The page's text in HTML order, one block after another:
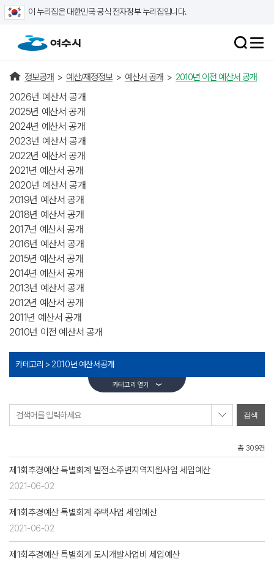
이 누리집은 대한민국 공식 전자정부 누리집입니다.
정보공개 > 예산/재정정보 > 예산서 공개 > 2010년 이전 예산서 공개
2026년 예산서 공개
2025년 예산서 공개
2024년 예산서 공개
2023년 예산서 공개
2022년 예산서 공개
2021년 예산서 공개
2020년 예산서 공개
2019년 예산서 공개
2018년 예산서 공개
2017년 예산서 공개
2016년 예산서 공개
2015년 예산서 공개
2014년 예산서 공개
2013년 예산서 공개
2012년 예산서 공개
2011년 예산서 공개
2010년 이전 예산서 공개
카테고리 > 2010년 예산서공개
카테고리 열기
검색어를 입력하세요
총 309건
제1회추경예산 특별회계 발전소주변지역지원사업 세입예산
2021-06-02
제1회추경예산 특별회계 주택사업 세입예산
2021-06-02
제1회추경예산 특별회계 도시개발사업비 세입예산